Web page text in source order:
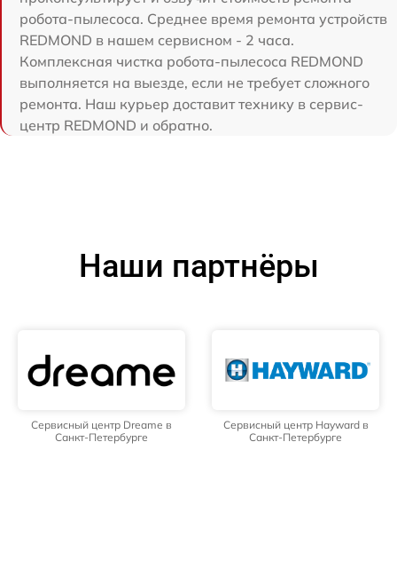
робота-пылесоса. Среднее время ремонта устройств
REDMOND в нашем сервисном - 2 часа.
Комплексная чистка робота-пылесоса REDMOND
выполняется на выезде, если не требует сложного
ремонта. Наш курьер доставит технику в сервис-
центр REDMOND и обратно.
Наши партнёры
Сервисный центр Dreame в
Санкт-Петербурге
Сервисный центр Hayward в
Санкт-Петербурге